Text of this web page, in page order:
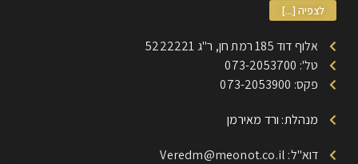
לצפיה [...]
אלוף דוד 185 רמת חן, ר"ג 5222221
טל': 073-2053700
פקס: 073-2053900
מנהלת: ורד מאירמן
דוא"ל: Veredm@meonot.co.il